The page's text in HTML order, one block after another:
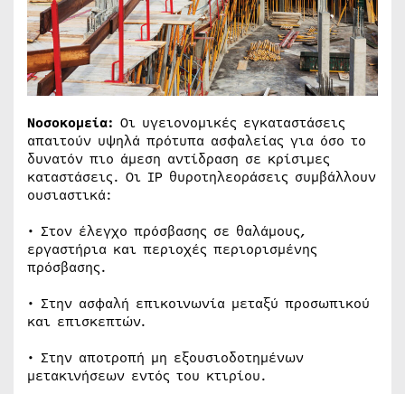
Νοσοκομεία: Οι υγειονομικές εγκαταστάσεις
απαιτούν υψηλά πρότυπα ασφαλείας για όσο το
δυνατόν πιο άμεση αντίδραση σε κρίσιμες
καταστάσεις. Οι IP θυροτηλεοράσεις συμβάλλουν
ουσιαστικά:
• Στον έλεγχο πρόσβασης σε θαλάμους,
εργαστήρια και περιοχές περιορισμένης
πρόσβασης.
• Στην ασφαλή επικοινωνία μεταξύ προσωπικού
και επισκεπτών.
• Στην αποτροπή μη εξουσιοδοτημένων
μετακινήσεων εντός του κτιρίου.